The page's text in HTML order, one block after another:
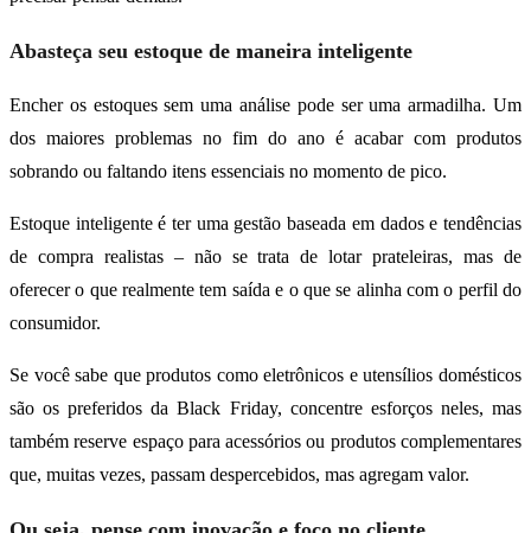
Abasteça seu estoque de maneira inteligente
Encher os estoques sem uma análise pode ser uma armadilha. Um
dos maiores problemas no fim do ano é acabar com produtos
sobrando ou faltando itens essenciais no momento de pico.
Estoque inteligente é ter uma gestão baseada em dados e tendências
de compra realistas – não se trata de lotar prateleiras, mas de
oferecer o que realmente tem saída e o que se alinha com o perfil do
consumidor.
Se você sabe que produtos como eletrônicos e utensílios domésticos
são os preferidos da Black Friday, concentre esforços neles, mas
também reserve espaço para acessórios ou produtos complementares
que, muitas vezes, passam despercebidos, mas agregam valor.